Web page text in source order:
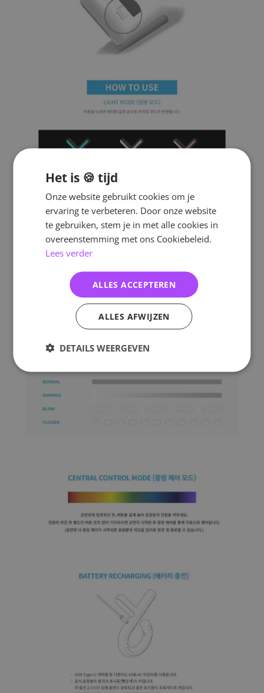
Het is 🍪 tijd
Onze website gebruikt cookies om je
ervaring te verbeteren. Door onze website
te gebruiken, stem je in met alle cookies in
overeenstemming met ons Cookiebeleid.
Lees verder
ALLES ACCEPTEREN
ALLES AFWIJZEN
DETAILS WEERGEVEN